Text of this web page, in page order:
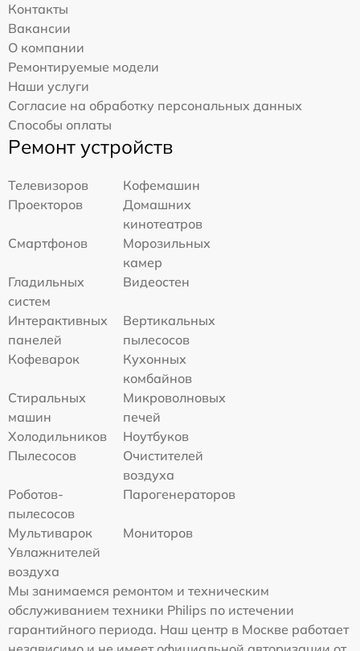
Контакты
Вакансии
О компании
Ремонтируемые модели
Наши услуги
Согласие на обработку персональных данных
Способы оплаты
Ремонт устройств
Телевизоров
Кофемашин
Проекторов
Домашних
кинотеатров
Смартфонов
Морозильных
камер
Гладильных
систем
Видеостен
Интерактивных
панелей
Вертикальных
пылесосов
Кофеварок
Кухонных
комбайнов
Стиральных
машин
Микроволновых
печей
Холодильников
Ноутбуков
Пылесосов
Очистителей
воздуха
Роботов-
пылесосов
Парогенераторов
Мультиварок
Мониторов
Увлажнителей
воздуха
Мы занимаемся ремонтом и техническим
обслуживанием техники Philips по истечении
гарантийного периода. Наш центр в Москве работает